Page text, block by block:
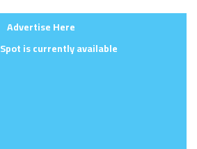
Advertise Here
is currently available